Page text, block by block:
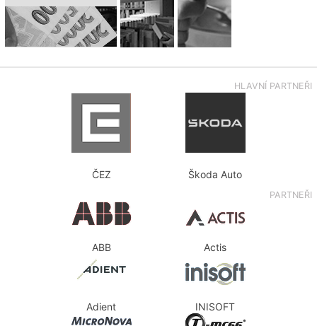
HLAVNÍ PARTNEŘI
ČEZ Škoda Auto
PARTNEŘI
ABB Actis
Adient INISOFT